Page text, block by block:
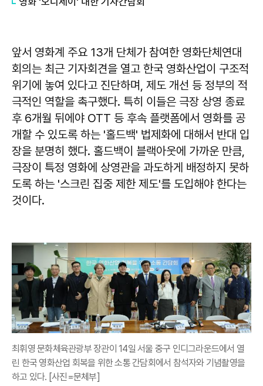
앞서 영화계 주요 13개 단체가 참여한 영화단체연대
회의는 최근 기자회견을 열고 한국 영화산업이 구조적
위기에 놓여 있다고 진단하며, 제도 개선 등 정부의 적
극적인 역할을 촉구했다. 특히 이들은 극장 상영 종료
후 6개월 뒤에야 OTT 등 후속 플랫폼에서 영화를 공
개할 수 있도록 하는 '홀드백' 법제화에 대해서 반대 입
장을 분명히 했다. 홀드백이 블랙아웃에 가까운 만큼,
극장이 특정 영화에 상영관을 과도하게 배정하지 못하
도록 하는 '스크린 집중 제한 제도'를 도입해야 한다는
것이다.
최휘영 문화체육관광부 장관이 14일 서울 중구 인디그라운드에서 열
린 한국 영화산업 회복을 위한 소통 간담회에서 참석자와 기념촬영을
하고 있다. [사진=문체부]